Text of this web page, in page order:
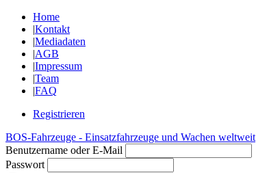
Home
|Kontakt
|Mediadaten
|AGB
|Impressum
|Team
|FAQ
Registrieren
BOS-Fahrzeuge - Einsatzfahrzeuge und Wachen weltweit
Benutzername oder E-Mail
Passwort